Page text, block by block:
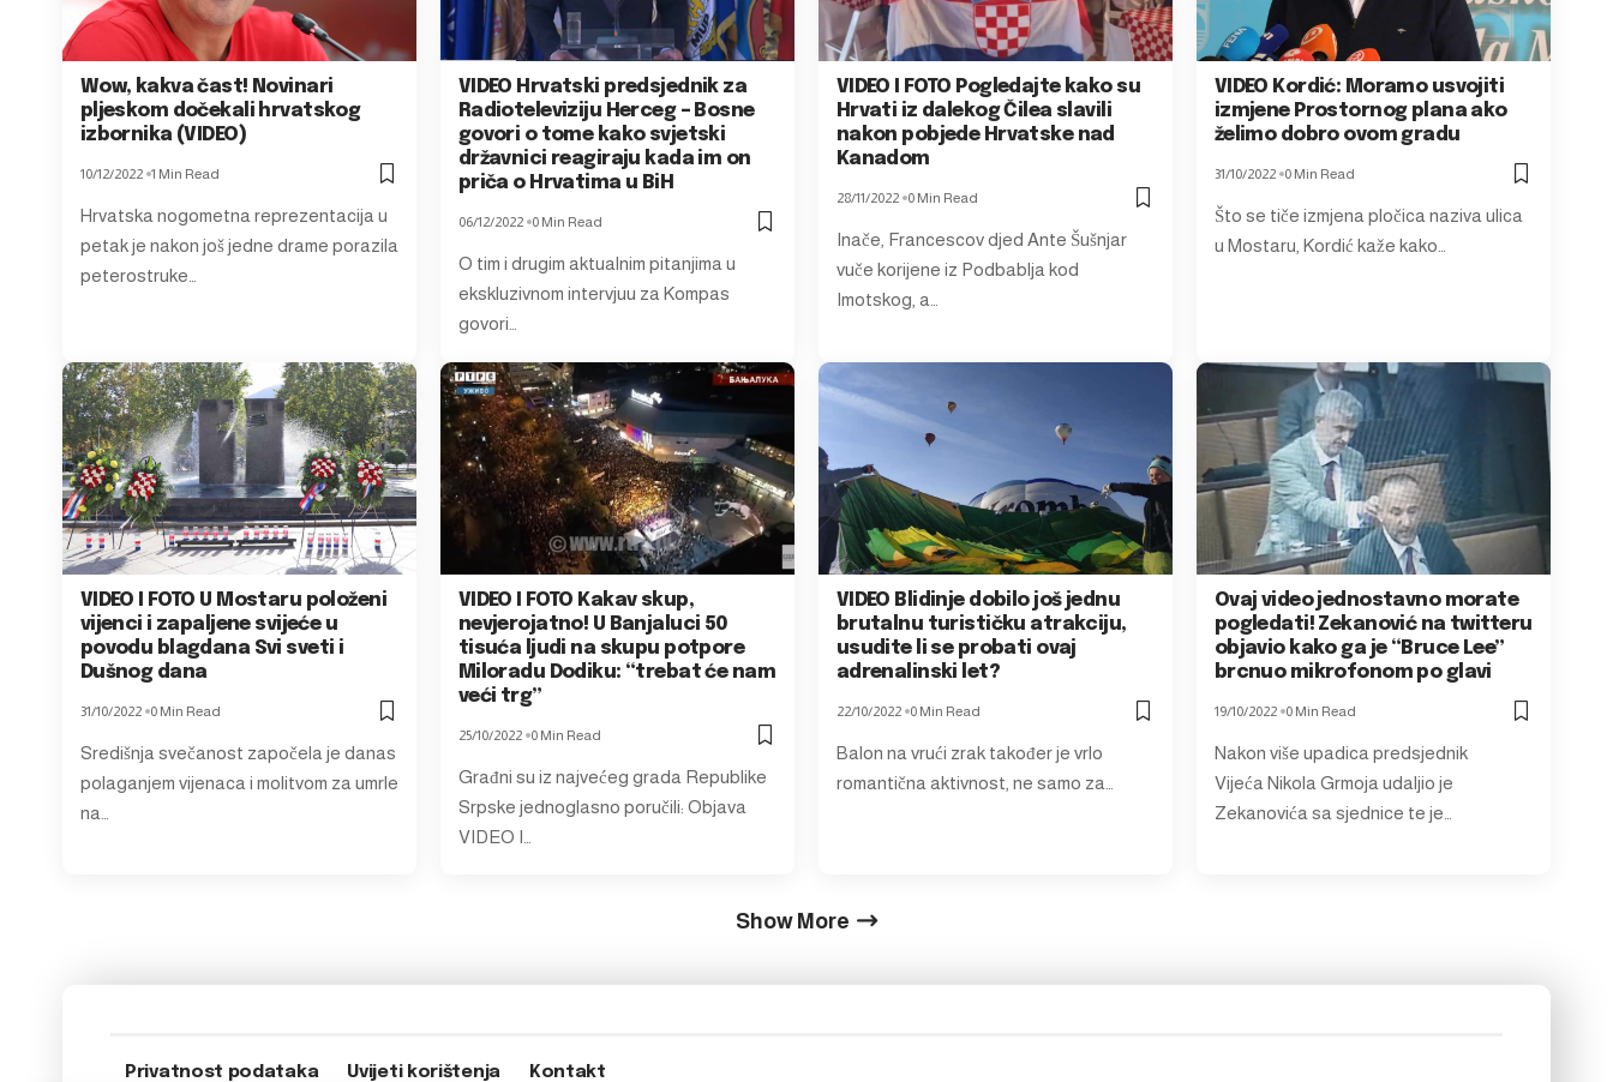
Wow, kakva čast! Novinari
pljeskom dočekali hrvatskog
izbornika (VIDEO)
10/12/2022 1 Min Read
Hrvatska nogometna reprezentacija u
petak je nakon još jedne drame porazila
peterostruke…
VIDEO Hrvatski predsjednik za
Radioteleviziju Herceg – Bosne
govori o tome kako svjetski
državnici reagiraju kada im on
priča o Hrvatima u BiH
06/12/2022 0 Min Read
O tim i drugim aktualnim pitanjima u
ekskluzivnom intervjuu za Kompas
govori…
VIDEO I FOTO Pogledajte kako su
Hrvati iz dalekog Čilea slavili
nakon pobjede Hrvatske nad
Kanadom
28/11/2022 0 Min Read
Inače, Francescov djed Ante Šušnjar
vuče korijene iz Podbablja kod
Imotskog, a…
VIDEO Kordić: Moramo usvojiti
izmjene Prostornog plana ako
želimo dobro ovom gradu
31/10/2022 0 Min Read
Što se tiče izmjena pločica naziva ulica
u Mostaru, Kordić kaže kako…
VIDEO I FOTO U Mostaru položeni
vijenci i zapaljene svijeće u
povodu blagdana Svi sveti i
Dušnog dana
31/10/2022 0 Min Read
Središnja svečanost započela je danas
polaganjem vijenaca i molitvom za umrle
na…
VIDEO I FOTO Kakav skup,
nevjerojatno! U Banjaluci 50
tisuća ljudi na skupu potpore
Miloradu Dodiku: “trebat će nam
veći trg”
25/10/2022 0 Min Read
Građni su iz najvećeg grada Republike
Srpske jednoglasno poručili: Objava
VIDEO I…
VIDEO Blidinje dobilo još jednu
brutalnu turističku atrakciju,
usudite li se probati ovaj
adrenalinski let?
22/10/2022 0 Min Read
Balon na vrući zrak također je vrlo
romantična aktivnost, ne samo za…
Ovaj video jednostavno morate
pogledati! Zekanović na twitteru
objavio kako ga je “Bruce Lee”
brcnuo mikrofonom po glavi
19/10/2022 0 Min Read
Nakon više upadica predsjednik
Vijeća Nikola Grmoja udaljio je
Zekanovića sa sjednice te je…
Show More
Privatnost podataka Uvijeti korištenja Kontakt